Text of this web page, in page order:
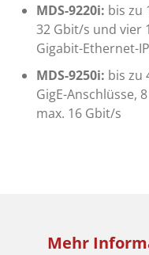
MDS-9220i: bis zu
32 Gbit/s und vier
Gigabit-Ethernet-
MDS-9250i: bis zu
GigE-Anschlüsse,
max. 16 Gbit/s
Mehr